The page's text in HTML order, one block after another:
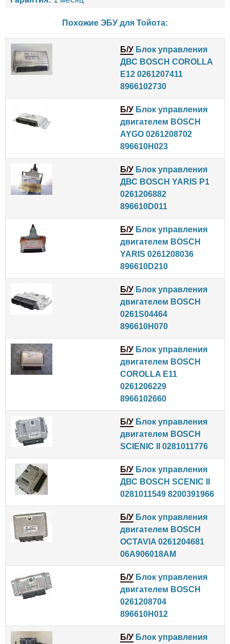
Похожие ЭБУ для Тойота:
Б/У Блок управления
ДВС BOSCH COROLLA
E12 0261207411
8966102730
Б/У Блок управления
двигателем BOSCH
AYGO 0261208702
896610H023
Б/У Блок управления
ДВС BOSCH YARIS P1
0261206882
896610D011
Б/У Блок управления
двигателем BOSCH
YARIS 0261208036
896610D210
Б/У Блок управления
двигателем BOSCH
0261S04464
896610H070
Б/У Блок управления
двигателем BOSCH
COROLLA E11
0261206229
8966102660
Б/У Блок управления
двигателем BOSCH
SCIENIC II 0281011776
Б/У Блок управления
ДВС BOSCH SCENIC II
0281011549 8200391966
Б/У Блок управления
двигателем BOSCH
OCTAVIA 0261204681
06A906018AM
Б/У Блок управления
двигателем BOSCH
0261208704
896610H012
Б/У Блок управления